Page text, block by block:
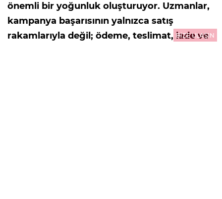
önemli bir yoğunluk oluşturuyor. Uzmanlar,
kampanya başarısının yalnızca satış
rakamlarıyla değil; ödeme, teslimat, iade ve
BİZE ULAŞIN